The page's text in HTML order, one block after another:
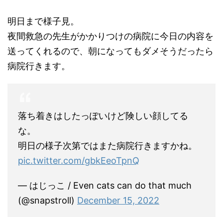
明日まで様子見。
夜間救急の先生がかかりつけの病院に今日の内容を
送ってくれるので、朝になってもダメそうだったら
病院行きます。
落ち着きはしたっぽいけど険しい顔してる
な。
明日の様子次第ではまた病院行きますかね。
pic.twitter.com/gbkEeoTpnQ
— はじっこ / Even cats can do that much
(@snapstroll) December 15, 2022